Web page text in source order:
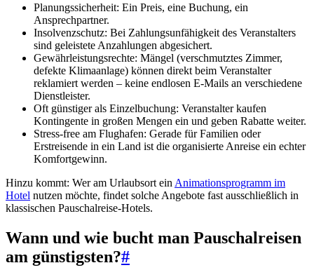
Planungssicherheit: Ein Preis, eine Buchung, ein
Ansprechpartner.
Insolvenzschutz: Bei Zahlungsunfähigkeit des Veranstalters
sind geleistete Anzahlungen abgesichert.
Gewährleistungsrechte: Mängel (verschmutztes Zimmer,
defekte Klimaanlage) können direkt beim Veranstalter
reklamiert werden – keine endlosen E-Mails an verschiedene
Dienstleister.
Oft günstiger als Einzelbuchung: Veranstalter kaufen
Kontingente in großen Mengen ein und geben Rabatte weiter.
Stress-free am Flughafen: Gerade für Familien oder
Erstreisende in ein Land ist die organisierte Anreise ein echter
Komfortgewinn.
Hinzu kommt: Wer am Urlaubsort ein Animationsprogramm im
Hotel nutzen möchte, findet solche Angebote fast ausschließlich in
klassischen Pauschalreise-Hotels.
Wann und wie bucht man Pauschalreisen
am günstigsten?#